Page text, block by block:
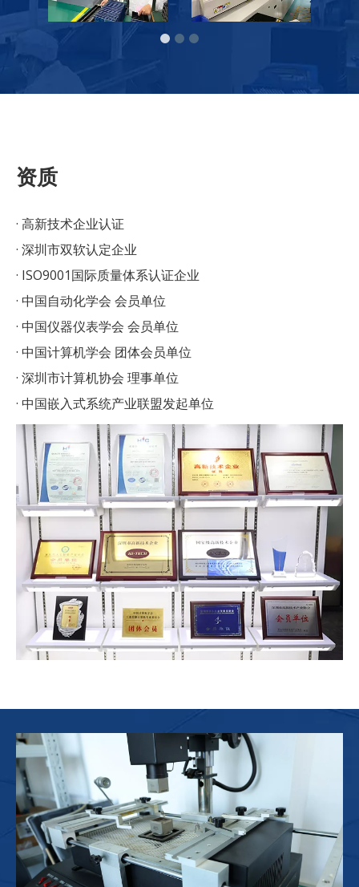
资质
· 高新技术企业认证
· 深圳市双软认定企业
· ISO9001国际质量体系认证企业
· 中国自动化学会 会员单位
· 中国仪器仪表学会 会员单位
· 中国计算机学会 团体会员单位
· 深圳市计算机协会 理事单位
· 中国嵌入式系统产业联盟发起单位